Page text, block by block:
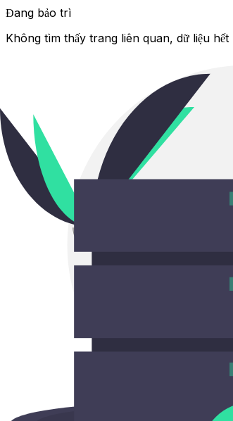
Đang bảo trì
Không tìm thấy trang liên quan, dữ liệu